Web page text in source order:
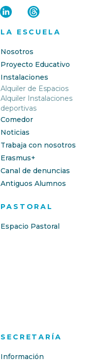
LA ESCUELA
Nosotros
Proyecto Educativo
Instalaciones
Alquiler de Espacios
Alquiler Instalaciones
deportivas
Comedor
Noticias
Trabaja con nosotros
Erasmus+
Canal de denuncias
Antiguos Alumnos
PASTORAL
Espacio Pastoral
SECRETARÍA
Información